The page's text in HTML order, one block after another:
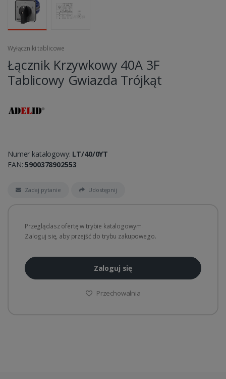
Wyłączniki tablicowe
Łącznik Krzywkowy 40A 3F
Tablicowy Gwiazda Trójkąt
Numer katalogowy: LT/40/0YT
EAN:5900378902553
Zadaj pytanie Udostępnij
Przeglądasz ofertę w trybie katalogowym.
Zaloguj się, aby przejść do trybu zakupowego.
Zaloguj się
Przechowalnia